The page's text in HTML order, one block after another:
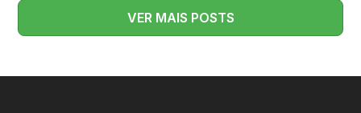
VER MAIS POSTS